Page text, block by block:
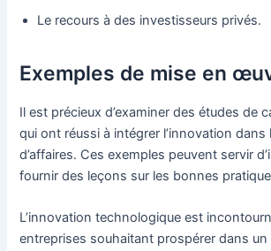
Le recours à des investisseurs privés.
Exemples de mise en
Il est précieux d’examiner des études de
qui ont réussi à intégrer l’innovation dans
d’affaires. Ces exemples peuvent servir
fournir des leçons sur les bonnes
L’innovation technologique est
entreprises souhaitant prospérer dans